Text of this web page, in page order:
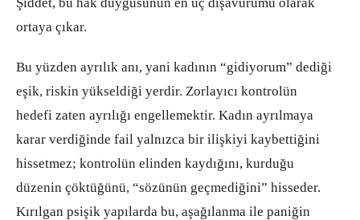
ortaya çıkar.
Bu yüzden ayrılık anı, yani kadının “gidiyorum” dediği
eşik, riskin yükseldiği yerdir. Zorlayıcı kontrolün
hedefi zaten ayrılığı engellemektir. Kadın ayrılmaya
karar verdiğinde fail yalnızca bir ilişkiyi kaybettiğini
hissetmez; kontrolün elinden kaydığını, kurduğu
düzenin çöktüğünü, “sözünün geçmediğini” hisseder.
Kırılgan psişik yapılarda bu, aşağılanma ile paniğin